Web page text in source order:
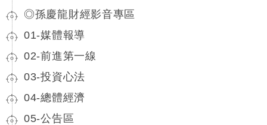
◎孫慶龍財經影音專區
01-媒體報導
02-前進第一線
03-投資心法
04-總體經濟
05-公告區